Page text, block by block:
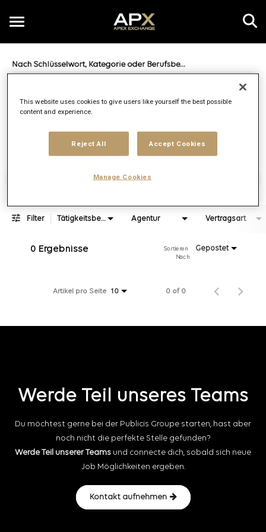
Toggle
access_time 10 KM
Arbeitsplätze finden
Filter Tätigkeitsbereich Agentur Vertragsart
0 Ergebnisse Gepostet
Sortieren
Nach
Artikel pro Seite 10 0 of 0
Werde Teil unseres Teams
Du möchtest gerne bei der Publicis Groupe starten, hast aber
noch nicht die perfekte Stelle gefunden?
Werde Teil unserer Teams und connecte dich, sobald sich neue
Job Möglichkeiten ergeben.
Kontakt aufnehmen
This website uses cookies to give users like yourself the best possible
content and experience.
Reject All Accept Cookies
Manage Cookies